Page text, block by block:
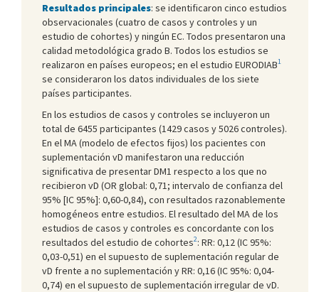
Resultados principales: se identificaron cinco estudios
observacionales (cuatro de casos y controles y un
estudio de cohortes) y ningún EC. Todos presentaron una
calidad metodológica grado B. Todos los estudios se
realizaron en países europeos; en el estudio EURODIAB1
se consideraron los datos individuales de los siete
países participantes.
En los estudios de casos y controles se incluyeron un
total de 6455 participantes (1429 casos y 5026 controles).
En el MA (modelo de efectos fijos) los pacientes con
suplementación vD manifestaron una reducción
significativa de presentar DM1 respecto a los que no
recibieron vD (OR global: 0,71; intervalo de confianza del
95% [IC 95%]: 0,60-0,84), con resultados razonablemente
homogéneos entre estudios. El resultado del MA de los
estudios de casos y controles es concordante con los
resultados del estudio de cohortes2: RR: 0,12 (IC 95%:
0,03-0,51) en el supuesto de suplementación regular de
vD frente a no suplementación y RR: 0,16 (IC 95%: 0,04-
0,74) en el supuesto de suplementación irregular de vD.